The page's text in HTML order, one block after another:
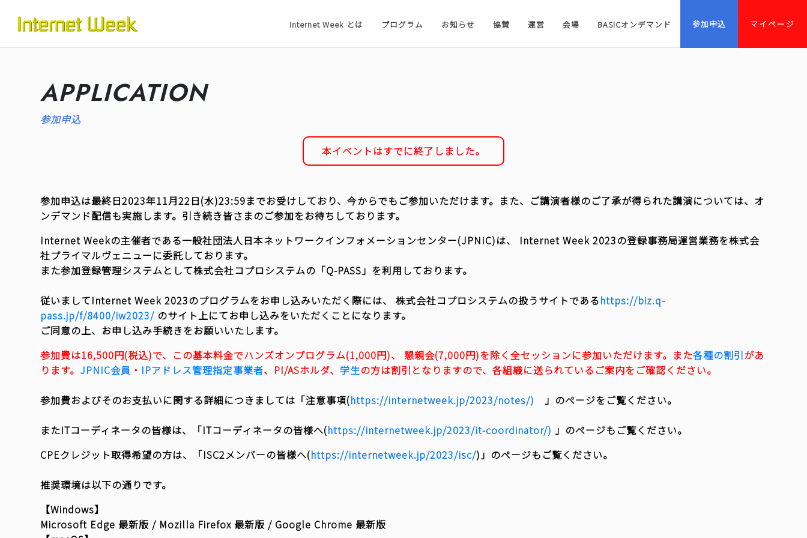
Internet Week とは プログラム お知らせ 協賛 運営 会場 BASICオンデマンド 参加申込 マイページ
トップ
Internet Week とは
プログラム
お知らせ
BASICオンデマンド
参加申込
マイページ
APPLICATION
参加申込
本イベントはすでに終了しました。
参加申込は最終日2023年11月22日(水)23:59までお受けしており、今からでもご参加いただけます。また、ご講演者様のご了承が得られた講演については、オ
ンデマンド配信も実施します。引き続き皆さまのご参加をお待ちしております。
Internet Weekの主催者である一般社団法人日本ネットワークインフォメーションセンター(JPNIC)は、 Internet Week 2023の登録事務局運営業務を株式会
社プライマルヴェニューに委託しております。
また参加登録管理システムとして株式会社コプロシステムの「Q-PASS」を利用しております。
従いましてInternet Week 2023のプログラムをお申し込みいただく際には、 株式会社コプロシステムの扱うサイトであるhttps://biz.q-
pass.jp/f/8400/iw2023/ のサイト上にてお申し込みをいただくことになります。
ご同意の上、お申し込み手続きをお願いいたします。
参加費は16,500円(税込)で、この基本料金でハンズオンプログラム(1,000円)、 懇親会(7,000円)を除く全セッションに参加いただけます。また各種の割引があ
ります。 JPNIC会員 ・ IPアドレス管理指定事業者、PI/ASホルダ、学生の方は割引となりますので、各組織に送られているご案内をご確認ください。
参加費およびそのお支払いに関する詳細につきましては「注意事項(https://internetweek.jp/2023/notes/) 」のページをご覧ください。
またITコーディネータの皆様は、「ITコーディネータの皆様へ(https://internetweek.jp/2023/it-coordinator/) 」のページもご覧ください。
CPEクレジット取得希望の方は、「ISC2メンバーの皆様へ(https://internetweek.jp/2023/isc/)」のページもご覧ください。
推奨環境は以下の通りです。
【Windows】
Microsoft Edge 最新版 / Mozilla Firefox 最新版 / Google Chrome 最新版